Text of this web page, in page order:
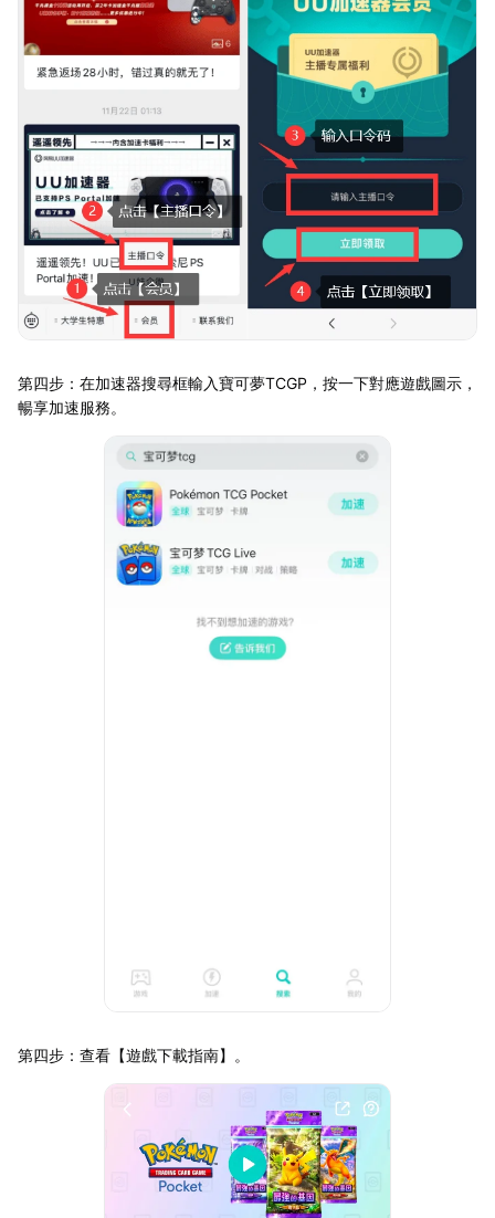
第四步：在加速器搜尋框輸入寶可夢TCGP，按一下對應遊戲圖示，
暢享加速服務。
第四步：查看【遊戲下載指南】。